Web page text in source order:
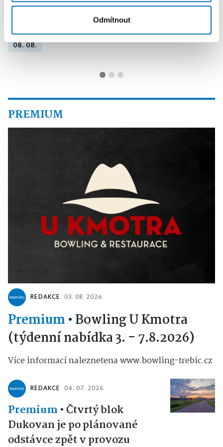
Odmítnout
08. 08.
PREMIUM
REDAKCE 03. 08. 2026
Premium • Bowling U Kmotra
(týdenní nabídka 3. - 7.8.2026)
Více informací naleznetena www.bowling-trebic.cz
REDAKCE 04. 07. 2026
Premium •Čtvrtý blok
Dukovan je po plánované
odstávce zpět v provozu